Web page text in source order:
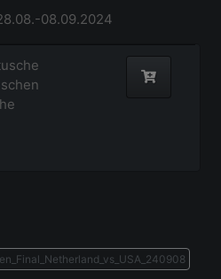
08.09.2024